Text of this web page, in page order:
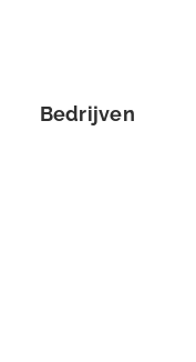
Bedrijven